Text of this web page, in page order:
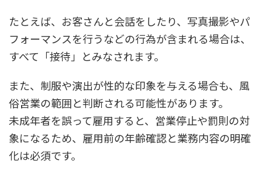
たとえば、お客さんと会話をしたり、写真撮影やパ
フォーマンスを行うなどの行為が含まれる場合は、
すべて「接待」とみなされます。
また、制服や演出が性的な印象を与える場合も、風
俗営業の範囲と判断される可能性があります。
未成年者を誤って雇用すると、営業停止や罰則の対
象になるため、雇用前の年齢確認と業務内容の明確
化は必須です。